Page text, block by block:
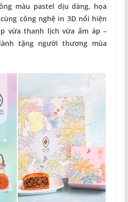
màu pastel dịu dàng, họa
công nghệ in 3D nổi hiện
vừa thanh lịch vừa ấm áp –
tặng người thương mùa